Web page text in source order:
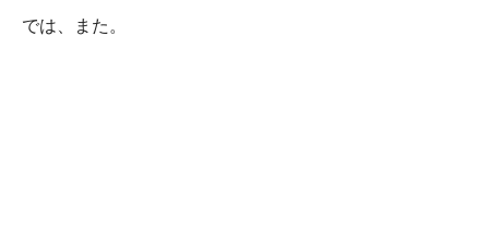
では、また。